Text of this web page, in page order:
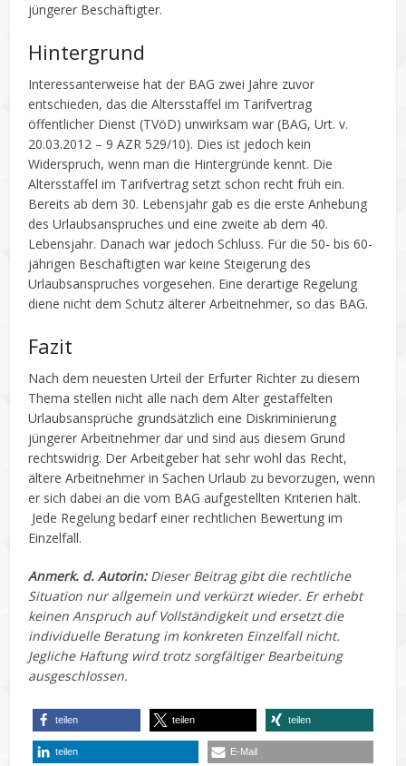
jüngerer Beschäftigter.
Hintergrund
Interessanterweise hat der BAG zwei Jahre zuvor
entschieden, das die Altersstaffel im Tarifvertrag
öffentlicher Dienst (TVöD) unwirksam war (BAG, Urt. v.
20.03.2012 – 9 AZR 529/10). Dies ist jedoch kein
Widerspruch, wenn man die Hintergründe kennt. Die
Altersstaffel im Tarifvertrag setzt schon recht früh ein.
Bereits ab dem 30. Lebensjahr gab es die erste Anhebung
des Urlaubsanspruches und eine zweite ab dem 40.
Lebensjahr. Danach war jedoch Schluss. Für die 50- bis 60-
jährigen Beschäftigten war keine Steigerung des
Urlaubsanspruches vorgesehen. Eine derartige Regelung
diene nicht dem Schutz älterer Arbeitnehmer, so das BAG.
Fazit
Nach dem neuesten Urteil der Erfurter Richter zu diesem
Thema stellen nicht alle nach dem Alter gestaffelten
Urlaubsansprüche grundsätzlich eine Diskriminierung
jüngerer Arbeitnehmer dar und sind aus diesem Grund
rechtswidrig. Der Arbeitgeber hat sehr wohl das Recht,
ältere Arbeitnehmer in Sachen Urlaub zu bevorzugen, wenn
er sich dabei an die vom BAG aufgestellten Kriterien hält.
Jede Regelung bedarf einer rechtlichen Bewertung im
Einzelfall.
Anmerk. d. Autorin:Dieser Beitrag gibt die rechtliche
Situation nur allgemein und verkürzt wieder. Er erhebt
keinen Anspruch auf Vollständigkeit und ersetzt die
individuelle Beratung im konkreten Einzelfall nicht.
Jegliche Haftung wird trotz sorgfältiger Bearbeitung
ausgeschlossen.
teilen teilen teilen
teilen E-Mail